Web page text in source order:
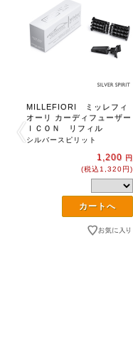
MILLEFIORI ミッレフィ
オーリ カーディフューザー
ＩＣＯＮ リフィル
シルバースピリット
1,200 円
(税込1,320円)